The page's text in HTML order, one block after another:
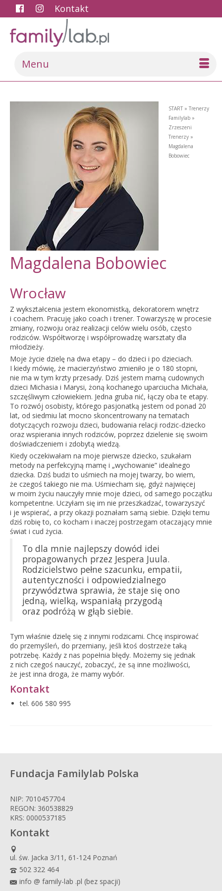
Kontakt
Menu
START » Trenerzy
Familylab »
Zrzeszeni
Trenerzy »
Magdalena
Bobowiec
Magdalena Bobowiec
Wrocław
Z wykształcenia jestem ekonomistką, dekoratorem wnętrz
i coachem. Pracuję jako coach i trener. Towarzyszę w procesie
zmiany, rozwoju oraz realizacji celów wielu osób, często
rodziców. Współtworzę i współprowadzę warsztaty dla
młodzieży.
Moje życie dzielę na dwa etapy – do dzieci i po dzieciach.
I kiedy mówię, że macierzyństwo zmieniło je o 180 stopni,
nie ma w tym krzty przesady. Dziś jestem mamą cudownych
dzieci Michasia i Marysi, żoną kochanego uparciucha Michała,
szczęśliwym człowiekiem. Jedna gruba nić, łączy oba te etapy.
To rozwój osobisty, którego pasjonatką jestem od ponad 20
lat, od siedmiu lat mocno skoncentrowany na tematach
dotyczących rozwoju dzieci, budowania relacji rodzic-dziecko
oraz wspierania innych rodziców, poprzez dzielenie się swoim
doświadczeniem i zdobytą wiedzą.
Kiedy oczekiwałam na moje pierwsze dziecko, szukałam
metody na perfekcyjną mamę i „wychowanie” idealnego
dziecka. Dziś budzi to uśmiech na mojej twarzy, bo wiem,
że czegoś takiego nie ma. Uśmiecham się, gdyż najwięcej
w moim życiu nauczyły mnie moje dzieci, od samego początku
kompetentne. Uczyłam się im nie przeszkadzać, towarzyszyć
i je wspierać, a przy okazji poznałam samą siebie. Dzięki temu
dziś robię to, co kocham i inaczej postrzegam otaczający mnie
świat i cud życia.
To dla mnie najlepszy dowód idei
propagowanych przez Jespera Juula.
Rodzicielstwo pełne szacunku, empatii,
autentyczności i odpowiedzialnego
przywództwa sprawia, że staje się ono
jedną, wielką, wspaniałą przygodą
oraz podróżą w głąb siebie.
Tym właśnie dzielę się z innymi rodzicami. Chcę inspirować
do przemyśleń, do przemiany, jeśli ktoś dostrzeże taką
potrzebę. Każdy z nas popełnia błędy. Możemy się jednak
z nich czegoś nauczyć, zobaczyć, że są inne możliwości,
że jest inna droga, że mamy wybór.
Kontakt
tel. 606 580 995
Fundacja Familylab Polska
NIP: 7010457704
REGON: 360538829
KRS: 0000537185
Kontakt
ul. św. Jacka 3/11, 61-124 Poznań
502 322 464
info @ family-lab .pl (bez spacji)